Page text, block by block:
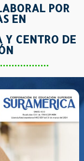
POR
EN
CENTRO DE